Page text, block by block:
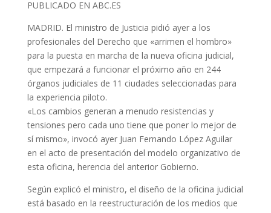
PUBLICADO EN ABC.ES
MADRID. El ministro de Justicia pidió ayer a los
profesionales del Derecho que «arrimen el hombro»
para la puesta en marcha de la nueva oficina judicial,
que empezará a funcionar el próximo año en 244
órganos judiciales de 11 ciudades seleccionadas para
la experiencia piloto.
«Los cambios generan a menudo resistencias y
tensiones pero cada uno tiene que poner lo mejor de
sí mismo», invocó ayer Juan Fernando López Aguilar
en el acto de presentación del modelo organizativo de
esta oficina, herencia del anterior Gobierno.
Según explicó el ministro, el diseño de la oficina judicial
está basado en la reestructuración de los medios que